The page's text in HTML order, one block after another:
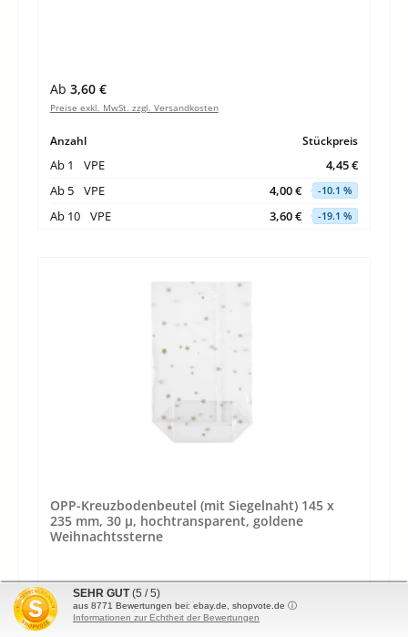
Regulärer Preis:
Ab 3,60 €
Preise exkl. MwSt. zzgl. Versandkosten
Anzahl Stückpreis
Ab 1 VPE
4,45 €
Ab 5 VPE 4,00 € -10.1 %
Ab 10 VPE 3,60 € -19.1 %
OPP-Kreuzbodenbeutel (mit Siegelnaht) 145 x
235 mm, 30 µ, hochtransparent, goldene
Weihnachtssterne
Material:OPP
SEHR GUT (5 / 5)
aus 8771 Bewertungen bei: ebay.de, shopvote.de ⓘ
Informationen zur Echtheit der Bewertungen